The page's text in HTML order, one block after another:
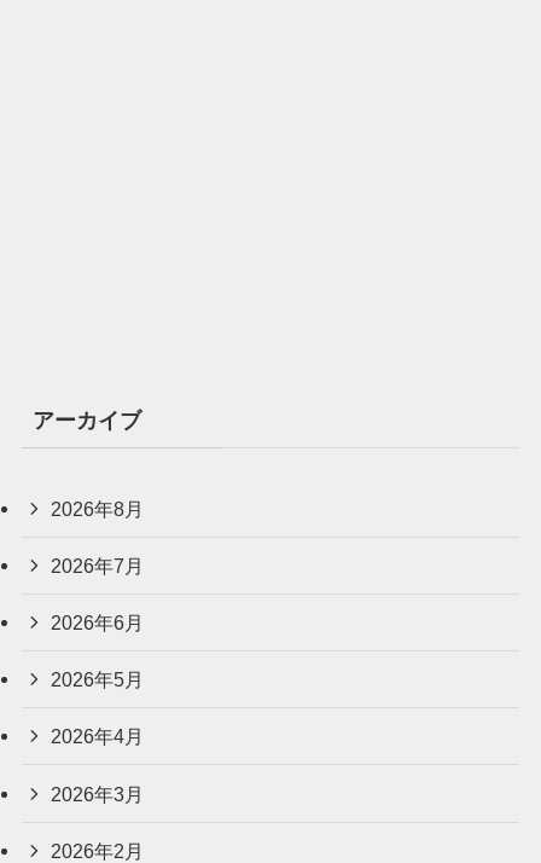
アーカイブ
2026年8月
2026年7月
2026年6月
2026年5月
2026年4月
2026年3月
2026年2月